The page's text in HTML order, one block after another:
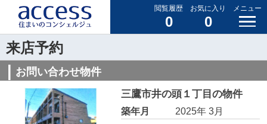
閲覧履歴
0
お気に入り
0
メニュー
来店予約
お問い合わせ物件
三鷹市井の頭１丁目の物件
築年月
2025年 3月